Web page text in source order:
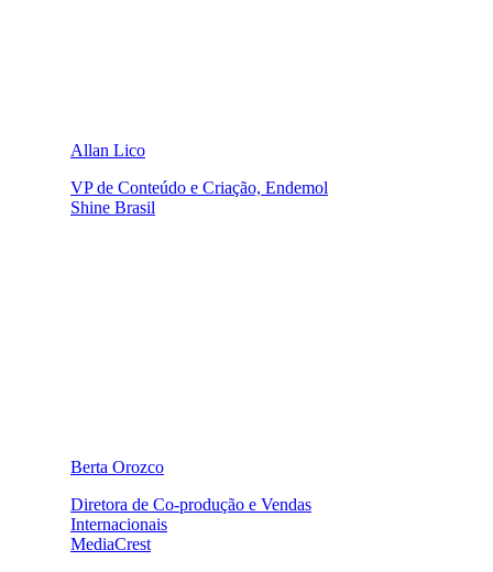
Allan Lico
VP de Conteúdo e Criação, Endemol
Shine Brasil
Berta Orozco
Diretora de Co-produção e Vendas
Internacionais
MediaCrest